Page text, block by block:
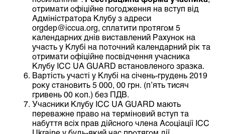
отримати офіційне погодження на вступ від
Адміністратора Клубу з адреси
orgdep@iccua.org, сплатити протягом 5
календарних днів виставлений Рахунок на
участь у Клубі на поточний календарний рік та
отримати офіційне посвідчення учасника
Клубу ICC UА GUARD встановленого зразка.
Вартість участі у Клубі на січень-грудень 2019
року становить 5 000, 00 грн. (п’ять тисяч
гривень 00 коп.) без ПДВ.
Учасники Клубу ICC UА GUARD мають
переважне право на терміновий вступ та
набуття всіх прав дійсного члена Асоціації ICC